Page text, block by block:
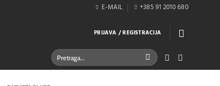
E-MAIL +385 91 2010 680
PRIJAVA / REGISTRACIJA
Pretraži: